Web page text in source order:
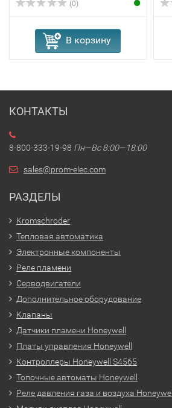
(0)
В корзину
КОНТАКТЫ
8-800-333-19-98 Пн—Вс 8:00—18:00
sales@prom-elec.com
РАЗДЕЛЫ
Kromschroder
Тепловая автоматика
Электронные компоненты
Реле пламени
Серводвигатели
Дополнительное оборудование
Клапаны
Датчики пламени Honeywell
Платы управления Honeywell
Контроллеры Honeywell S4565
Топочные автоматы Honeywell
Реле давления газа и воздуха Honeywell